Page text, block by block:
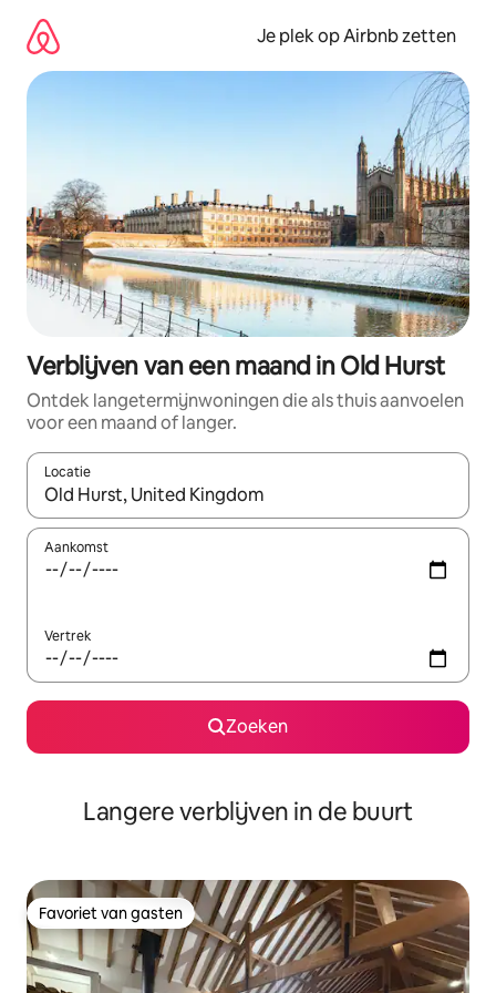
direct
naar
inhoud
Je plek op Airbnb zetten
Verblijven van een maand in Old Hurst
Ontdek langetermijnwoningen die als thuis aanvoelen
voor een maand of langer.
Locatie
Wanneer er resultaten beschikbaar zijn, maak je een keuze
Aankomst
Vertrek
Zoeken
Langere verblijven in de buurt
Favoriet van gasten
Favoriet van gasten